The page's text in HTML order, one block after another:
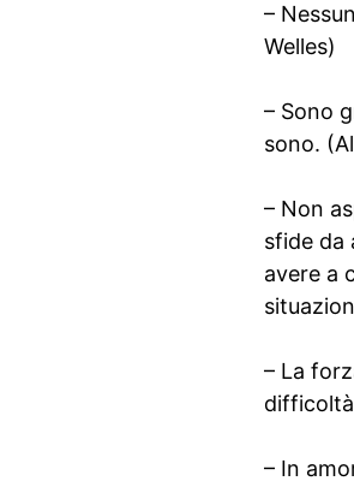
–
Welles)
– Sono
sono.
– Non
sfide da
avere a
– La
– In